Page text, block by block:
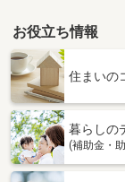
お役立ち情報
住まいの
暮らしの
(補助金・